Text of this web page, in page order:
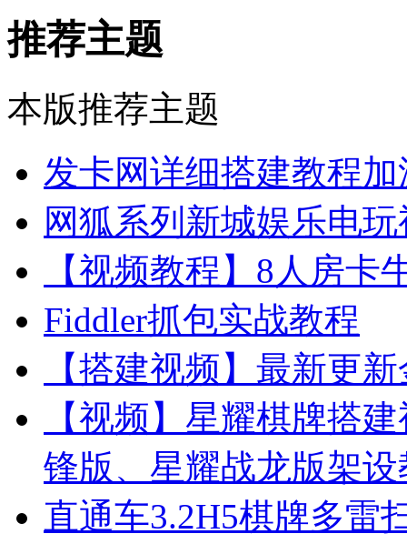
推荐主题
本版推荐主题
发卡网详细搭建教程加
网狐系列新城娱乐电
【视频教程】8人房卡
Fiddler抓包实战教程
【搭建视频】最新更
【视频】星耀棋牌搭
锋版、星耀战龙版架设
直通车3.2H5棋牌多雷